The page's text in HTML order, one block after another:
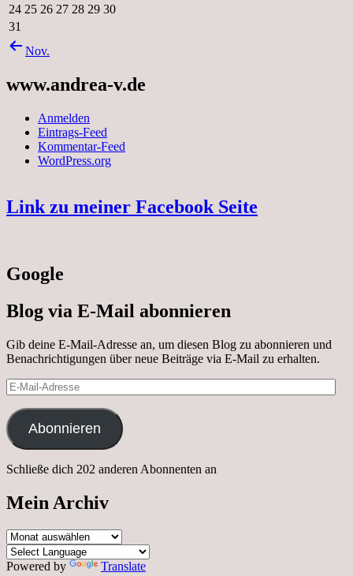
24 25 26 27 28 29 30
31
Nov.
www.andrea-v.de
Anmelden
Eintrags-Feed
Kommentar-Feed
WordPress.org
Link zu meiner Facebook Seite
Google
Blog via E-Mail abonnieren
Gib deine E-Mail-Adresse an, um diesen Blog zu abonnieren und
Benachrichtigungen über neue Beiträge via E-Mail zu erhalten.
E-
Mail-
Adresse
Abonnieren
Schließe dich 202 anderen Abonnenten an
Mein Archiv
Mein
Archiv
Powered by
Translate